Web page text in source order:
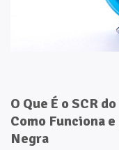
O Que É o SCR
Como Funciona
Negra